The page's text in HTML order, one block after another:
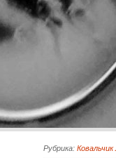
Рубрика: